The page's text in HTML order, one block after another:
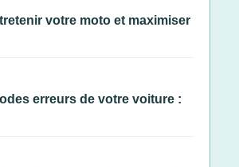
votre moto et maximiser
erreurs de votre voiture :